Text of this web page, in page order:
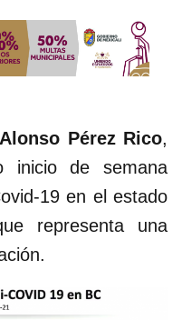
Pérez Rico,
inicio de semana
19 en el estado
representa una